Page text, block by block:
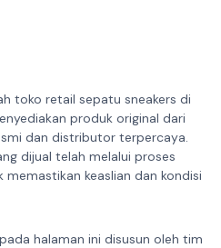
toko retail sepatu sneakers di
produk original dari
dan distributor terpercaya.
dijual telah melalui proses
memastikan keaslian dan kondisi
halaman ini disusun oleh tim